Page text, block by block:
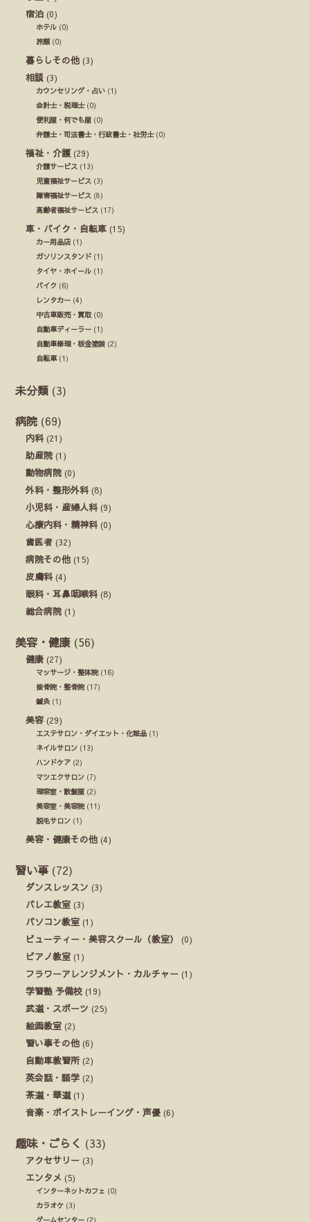
宿泊 (0)
ホテル (0)
旅館 (0)
暮らしその他 (3)
相談 (3)
カウンセリング・占い (1)
会計士・税理士(0)
便利屋・何でも屋 (0)
弁護士・司法書士・行政書士・社労士(0)
福祉・介護(29)
介護サービス (13)
児童福祉サービス (3)
障害福祉サービス (8)
高齢者福祉サービス (17)
車・バイク・自転車 (15)
カー用品店 (1)
ガソリンスタンド (1)
タイヤ・ホイール (1)
バイク (6)
レンタカー (4)
中古車販売・買取 (0)
自動車ディーラー (1)
自動車修理・板金塗装 (2)
自転車(1)
未分類 (3)
病院 (69)
内科 (21)
助産院 (1)
動物病院 (0)
外科・整形外科 (8)
小児科・産婦人科 (9)
心療内科・精神科 (0)
歯医者 (32)
病院その他 (15)
皮膚科 (4)
眼科・耳鼻咽喉科 (8)
総合病院 (1)
美容・健康 (56)
健康 (27)
マッサージ・整体院(16)
接骨院・整骨院(17)
鍼灸(1)
美容 (29)
エステサロン・ダイエット・化粧品 (1)
ネイルサロン (13)
ハンドケア (2)
マツエクサロン (7)
理容室・散髪屋 (2)
美容室・美容院(11)
脱毛サロン (1)
美容・健康その他 (4)
習い事 (72)
ダンスレッスン (3)
バレエ教室 (3)
パソコン教室 (1)
ビューティー・美容スクール（教室）
(0)
ピアノ教室 (1)
フラワーアレンジメント・カルチャー (1)
学習塾 予備校 (19)
武道・スポーツ (25)
絵画教室 (2)
習い事その他 (6)
自動車教習所(2)
英会話・語学 (2)
茶道・華道(1)
音楽・ボイストレーイング・声優 (6)
趣味・ごらく (33)
アクセサリー (3)
エンタメ (5)
インターネットカフェ (0)
カラオケ (3)
ゲームセンター (2)